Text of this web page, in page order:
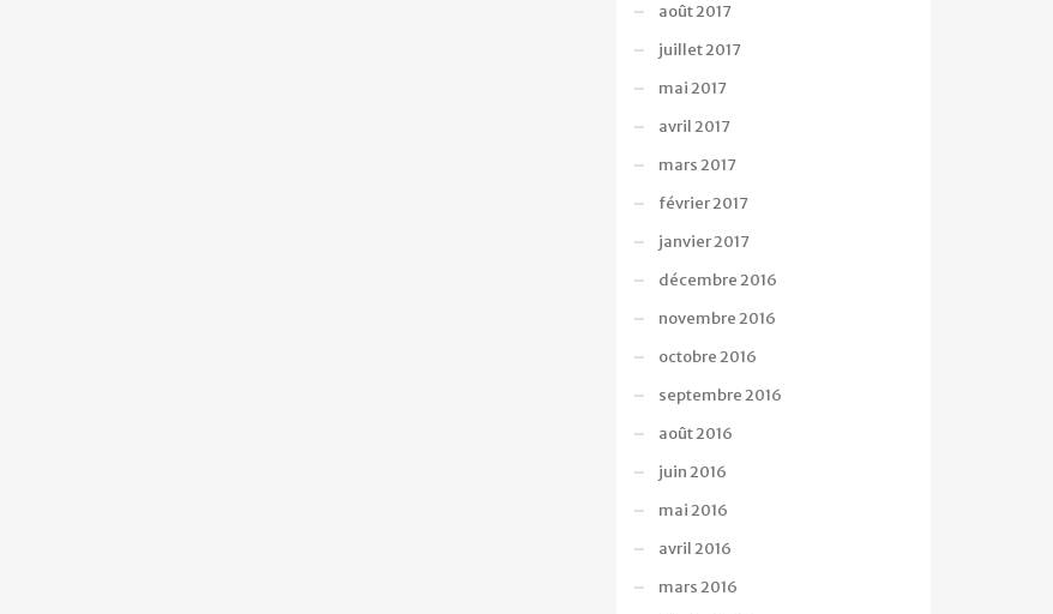
août 2017
juillet 2017
mai 2017
avril 2017
mars 2017
février 2017
janvier 2017
décembre 2016
novembre 2016
octobre 2016
septembre 2016
août 2016
juin 2016
mai 2016
avril 2016
mars 2016